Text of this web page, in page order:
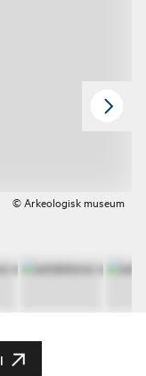
© Arkeologisk museum